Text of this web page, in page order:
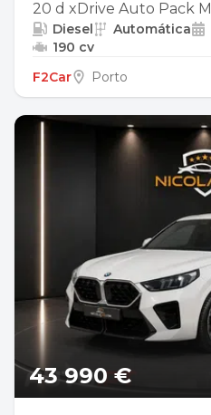
20 d xDrive Auto Pack M
Diesel Automática
190 cv
F2Car
Porto
43 990 €